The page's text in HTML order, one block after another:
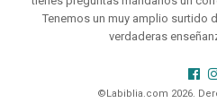
Tenemos un muy amplio surtido
verdaderas
©Labiblia.com 2026.